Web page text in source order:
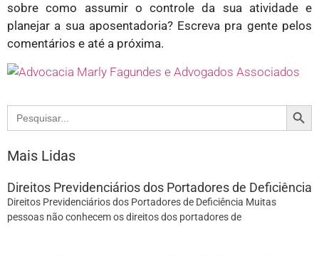
sobre como assumir o controle da sua atividade e
planejar a sua aposentadoria? Escreva pra gente pelos
comentários e até a próxima.
Search
for:
Mais Lidas
Direitos Previdenciários dos Portadores de Deficiência
Direitos Previdenciários dos Portadores de Deficiência Muitas
pessoas não conhecem os direitos dos portadores de